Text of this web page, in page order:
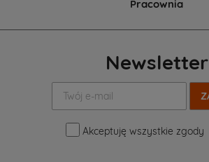
Pracownia
Newsletter
mail:
Akceptuję wszystkie zgody